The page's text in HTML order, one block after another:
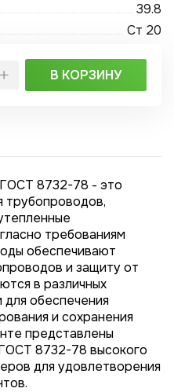
39.8
Ст 20
В КОРЗИНУ
8732-78 - это
трубопроводов,
требованиям
обеспечивают
и защиту от
в различных
обеспечения
и сохранения
представлены
8732-78 высокого
для удовлетворения